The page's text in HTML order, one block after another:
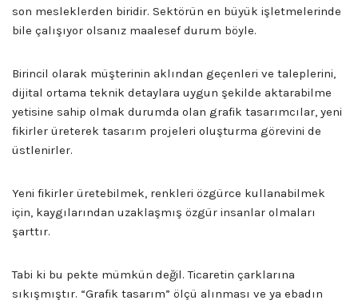
son mesleklerden biridir. Sektörün en büyük işletmelerinde
bile çalışıyor olsanız maalesef durum böyle.
Birincil olarak müşterinin aklından geçenleri ve taleplerini,
dijital ortama teknik detaylara uygun şekilde aktarabilme
yetisine sahip olmak durumda olan grafik tasarımcılar, yeni
fikirler üreterek tasarım projeleri oluşturma görevini de
üstlenirler.
Yeni fikirler üretebilmek, renkleri özgürce kullanabilmek
için, kaygılarından uzaklaşmış özgür insanlar olmaları
şarttır.
Tabi ki bu pekte mümkün değil. Ticaretin çarklarına
sıkışmıştır. “Grafik tasarım” ölçü alınması ve ya ebadın